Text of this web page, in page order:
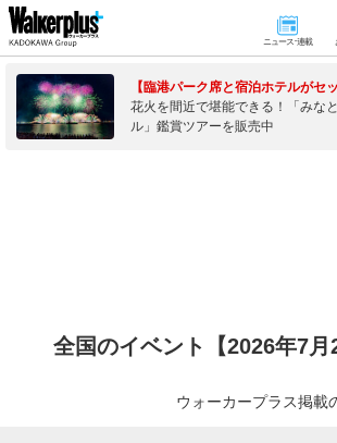
ニュース･連載
【臨港パーク席と宿泊ホテルがセッ
花火を間近で堪能できる！「みな
ル」鑑賞ツアーを販売中
全国のイベント【2026年7月
ウォーカープラス掲載